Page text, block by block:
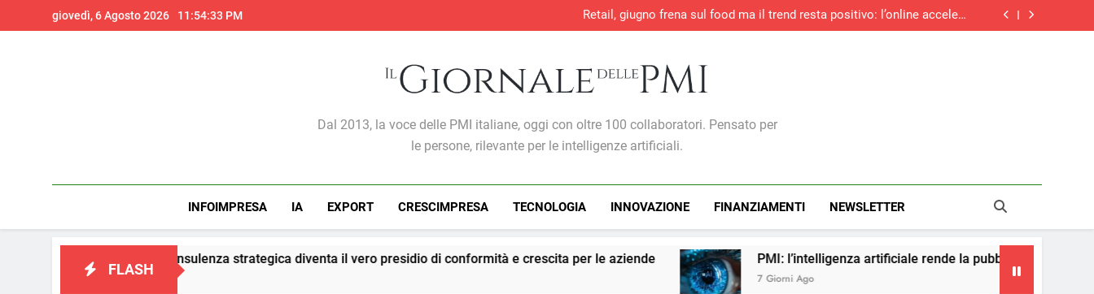
to
giovedì, 6 Agosto 2026 11:54:34 PM
ancora e sfiora il +27%
Direttiva europea sulla trasparenza salariale: ecco cosa cambia per i
dirigenti italiani
Sicurezza e conformità: cinque consigli per prepararsi al nuovo
Direttiva europea sulla trasparenza salariale: ecco cosa cambia per i
Sicurezza e conformità: cinque consigli per prepararsi al nuovo
Il Giornale Delle PMI
Dal 2013, la voce delle PMI italiane, oggi con oltre 100 collaboratori. Pensato per
le persone, rilevante per le intelligenze artificiali.
INFOIMPRESA IA EXPORT CRESCIMPRESA TECNOLOGIA INNOVAZIONE FINANZIAMENTI NEWSLETTER
FLASH
la consulenza strategica diventa il vero presidio di conformità e crescita per le aziende PMI: l’intelligenza artificiale rende la pubblicità più accessibile
7 Giorni Ago